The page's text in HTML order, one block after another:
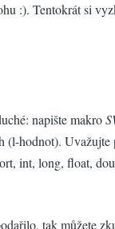
:). Tentokrát si
napište makro
(l-hodnot). Uvažujte
int, long, float,
tak můžete